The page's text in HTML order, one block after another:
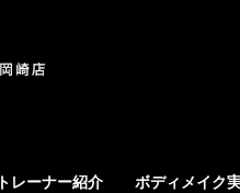
トレーナー紹介 ボディメイク